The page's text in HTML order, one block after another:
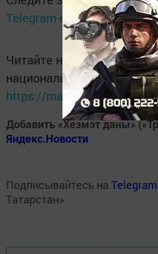
Telegram-каналеТатмедиа
Читайте новости
национальном
https://max.ru/tatmedia
Добавить «Хезмэт даны»
Яндекс.Новости
Подписывайтесь на
Татарстан»